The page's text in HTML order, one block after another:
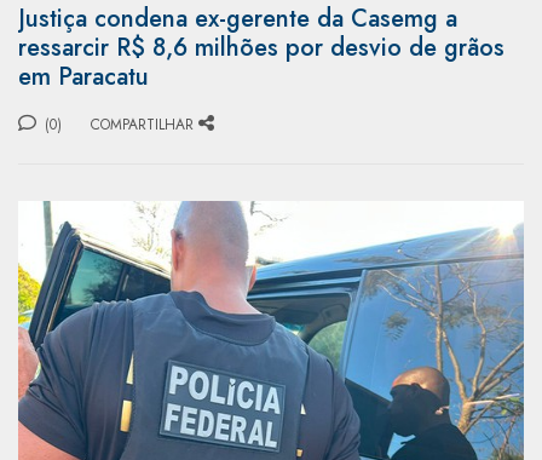
Justiça condena ex-gerente da Casemg a
ressarcir R$ 8,6 milhões por desvio de grãos
em Paracatu
(0) COMPARTILHAR